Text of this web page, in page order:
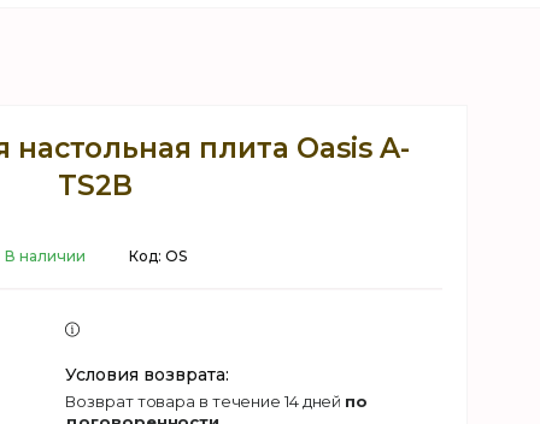
настольная плита Oasis A-
TS2B
В наличии Код: OS
возврат товара в течение 14 дней по